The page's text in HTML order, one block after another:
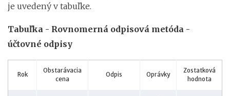
je uvedený v tabuľke.
Tabuľka - Rovnomerná odpisová metóda -
účtovné odpisy
Rok
Obstarávacia
cena
Odpis Oprávky
Zostatková
hodnota